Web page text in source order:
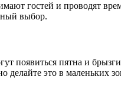
гостей и проводят
выбор.
появиться пятна и
делайте это в маленьких